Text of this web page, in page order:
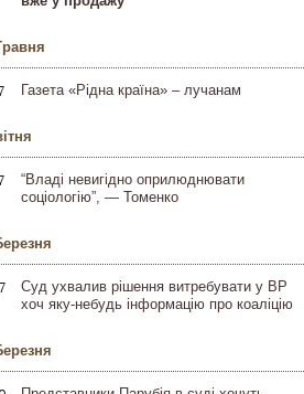
Газета «Рідна країна» – лучанам
“Владі невигідно оприлюднювати
соціологію”, — Томенко
Суд ухвалив рішення витребувати у ВР
хоч яку-небудь інформацію про коаліцію